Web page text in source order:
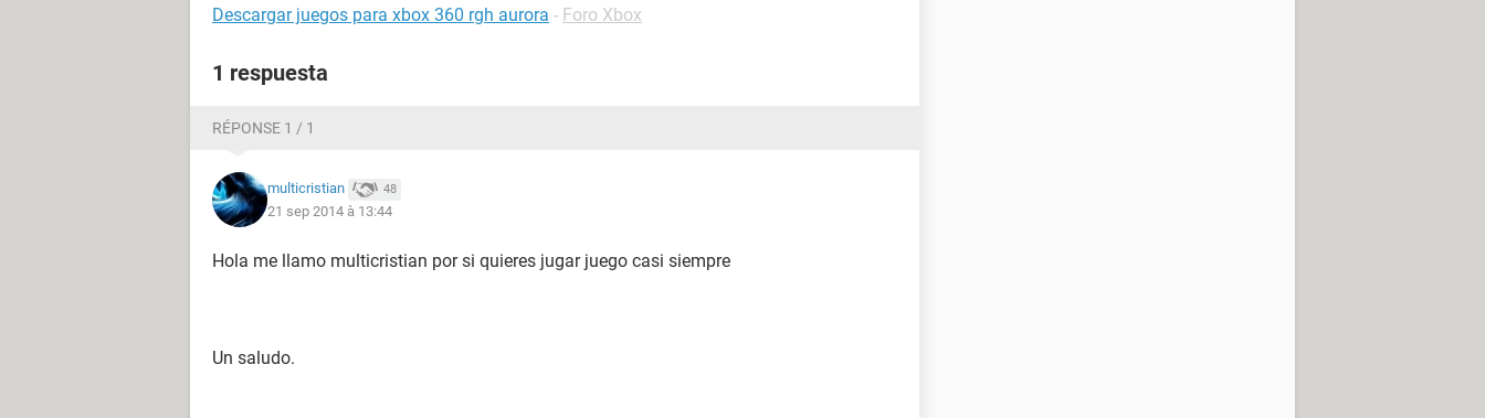
Descargar juegos para xbox 360 rgh aurora - Foro Xbox
1 respuesta
RÉPONSE 1 / 1
multicristian 48
21 sep 2014 à 13:44
Hola me llamo multicristian por si quieres jugar juego casi siempre
Un saludo.